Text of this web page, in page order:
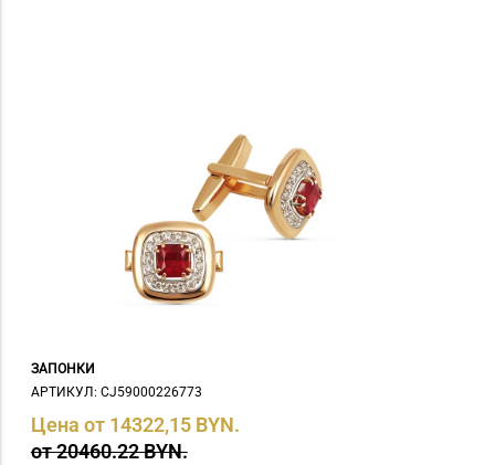
ЗАПОНКИ
АРТИКУЛ: СJ59000226773
Цена от 14322,15 BYN.
от 20460.22 BYN.